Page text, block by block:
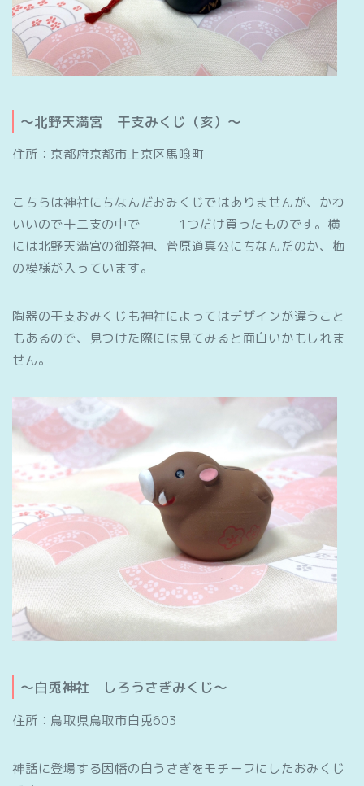
～北野天満宮 干支みくじ（亥）～
住所：京都府京都市上京区馬喰町
こちらは神社にちなんだおみくじではありませんが、かわ
いいので十二支の中で 1つだけ買ったものです。横
には北野天満宮の御祭神、菅原道真公にちなんだのか、梅
の模様が入っています。
陶器の干支おみくじも神社によってはデザインが違うこと
もあるので、見つけた際には見てみると面白いかもしれま
せん。
～白兎神社 しろうさぎみくじ～
住所：鳥取県鳥取市白兎603
神話に登場する因幡の白うさぎをモチーフにしたおみくじ